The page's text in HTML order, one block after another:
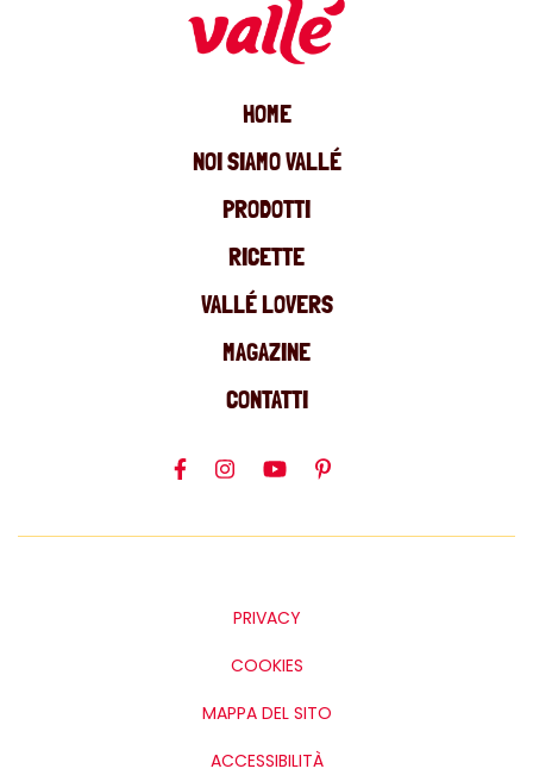
HOME
NOI SIAMO VALLÉ
PRODOTTI
RICETTE
VALLÉ LOVERS
MAGAZINE
CONTATTI
PRIVACY
COOKIES
MAPPA DEL SITO
ACCESSIBILITÀ